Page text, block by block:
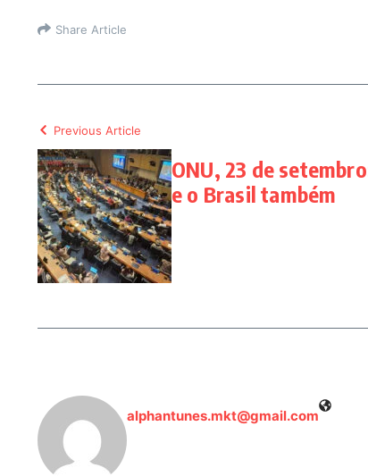
Share Article
Previous Article
ONU, 23 de
e o Brasil também
alphantunes.mkt@gmail.com